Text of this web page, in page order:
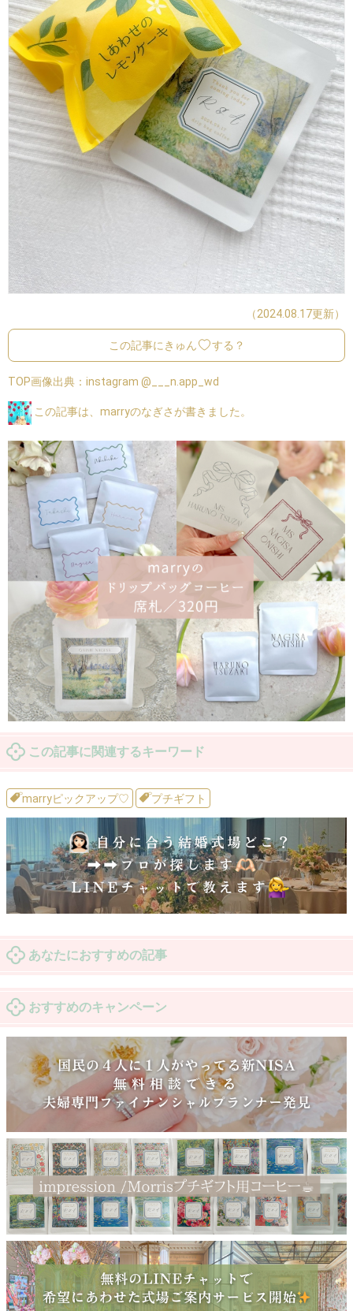
（2024.08.17更新）
この記事にきゅん する？
TOP画像出典： instagram @___n.app_wd
この記事は、marryのなぎさが書きました。
この記事に関連するキーワード
marryピックアップ♡ プチギフト
あなたにおすすめの記事
おすすめのキャンペーン